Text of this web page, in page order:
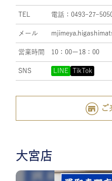
TEL 電話：0493ｰ27ｰ
メール
営業時間 10：00ー18：00
SNS LINE TikTok
ご
大宮店